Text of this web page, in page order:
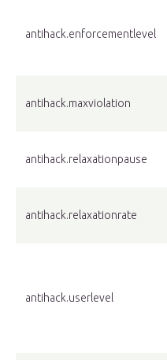
antihack.enforcementlevel
antihack.maxviolation
antihack.relaxationpause
antihack.relaxationrate
antihack.userlevel